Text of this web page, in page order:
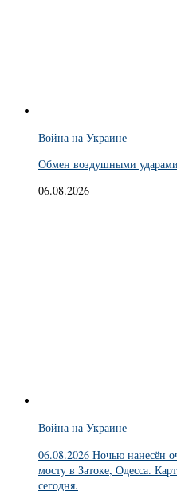
Война на Украине
Обмен воздушными
06.08.2026
Война на Украине
06.08.2026 Ночью нанесён
мосту в Затоке, Одесса.
сегодня.